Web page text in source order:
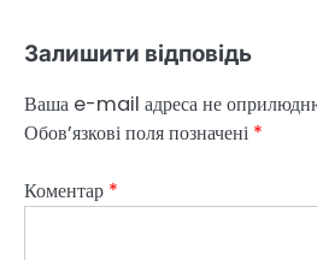
Залишити відповідь
Ваша e-mail адреса не
Обов’язкові поля позначені *
Коментар *